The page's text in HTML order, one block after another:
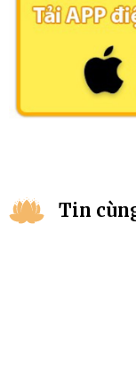
Tin